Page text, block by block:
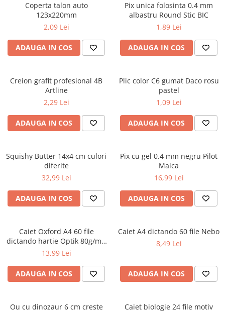
Caiete muzică
Caiete geografie și biologie
Caiete foi veline
Vocabulare
Blocuri de desen școlare
Hârtie pentru lucru manual
Accesorii geometrie și matematică
Rigle și Echere
Compasuri
Truse geometrie
Socotitori și bețisoare pentru
numărat
Ghiozdane și rucsacuri
Rucsacuri școlare și casual
Ghiozdane pentru grădinită
Penare
Penare neechipate
Coperta talon auto
123x220mm
2,09 Lei
ADAUGA IN COS
Pix unica folosinta 0.4 mm
albastru Round Stic BIC
1,89 Lei
ADAUGA IN COS
Creion grafit profesional 4B
Artline
2,29 Lei
ADAUGA IN COS
Plic color C6 gumat Daco rosu
pastel
1,09 Lei
ADAUGA IN COS
Squishy Butter 14x4 cm culori
diferite
32,99 Lei
ADAUGA IN COS
Pix cu gel 0.4 mm negru Pilot
Maica
16,99 Lei
ADAUGA IN COS
Caiet Oxford A4 60 file
dictando hartie Optik 80g/mp
Touch Pastel
13,99 Lei
ADAUGA IN COS
Caiet A4 dictando 60 file Nebo
8,49 Lei
ADAUGA IN COS
Ou cu dinozaur 6 cm creste
Caiet biologie 24 file motiv